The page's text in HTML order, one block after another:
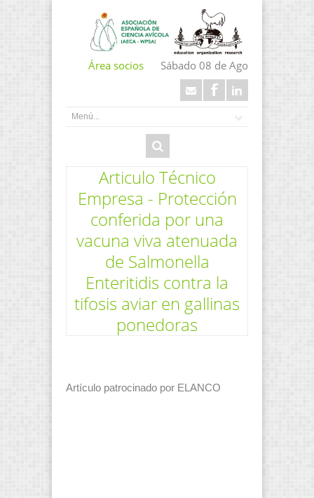
Área socios Sábado 08 de Ago
Articulo Técnico
Empresa - Protección
conferida por una
vacuna viva atenuada
de Salmonella
Enteritidis contra la
tifosis aviar en gallinas
ponedoras
Artículo patrocinado por ELANCO